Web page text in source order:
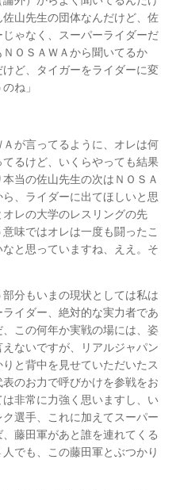
山先生の団体なんだけど、佐
ゃなく、スーパーライダーだ
ＯＳＡＷＡから聞いてるか
ど、タイガーをライダーに変
ね」
が言ってるように、オレは何
るけど、いくらやっても結果
当の佐山先生の次はＮＯＳＡ
、ライダーに出てほしいと思
レの大学のレスリングの先
味ではオレは一度も闘ったこ
と思っていますね、ええ。そ
部分もいまの現状としては私は
イダー、絶対的な実力者であ
この何年か実戦の場には、姿
ないですが、リアルジャパン
と背中を見せていただいたス
のお力で呼びかけを参戦をお
非常に力強く思いますし、い
選手、これに加えてスーパー
藤田軍があと誰を連れてくる
でも、この藤田軍とぶつかり